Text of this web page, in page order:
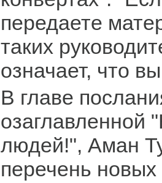
передаете
таких
означает, что
В главе
озаглавленной
людей!", Аман
перечень